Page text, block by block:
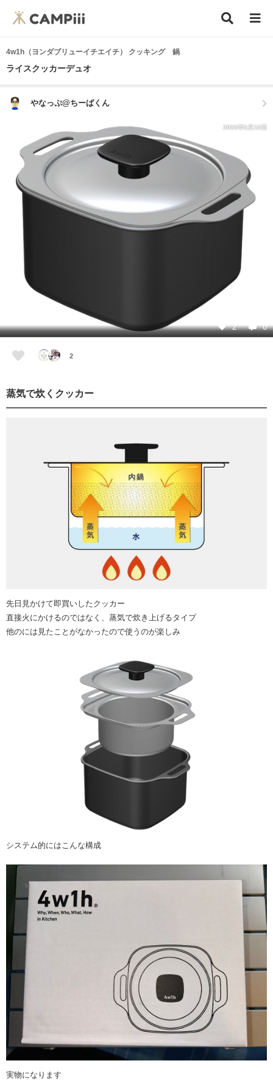
4w1h（ヨンダブリューイチエイチ） クッキング 鍋
ライスクッカーデュオ
やなっぷ@ちーばくん
2025年3月15日
2 0
2
蒸気で炊くクッカー
先日見かけて即買いしたクッカー
直接火にかけるのではなく、蒸気で炊き上げるタイプ
他のには見たことがなかったので使うのが楽しみ
システム的にはこんな構成
実物になります